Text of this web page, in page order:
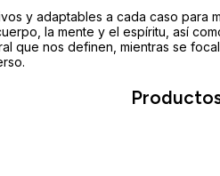
y adaptables a cada caso
la mente y el espíritu, así
que nos definen, mientras se